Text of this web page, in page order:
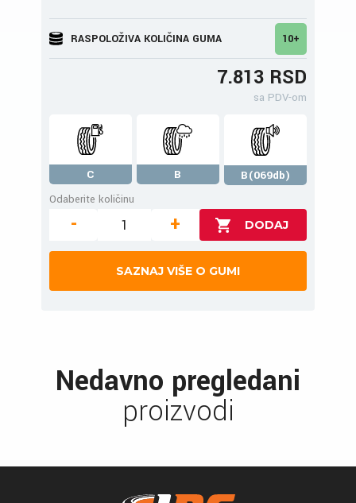
RASPOLOŽIVA KOLIČINA GUMA 10+
7.813 RSD
sa PDV-om
C B
B(069db)
Odaberite količinu
- +
SAZNAJ VIŠE O GUMI
Nedavno pregledani
proizvodi